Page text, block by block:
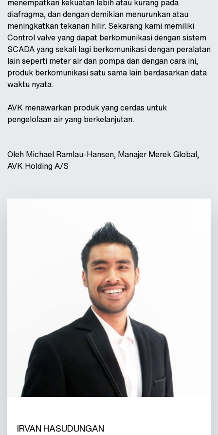
menempatkan kekuatan lebih atau kurang pada
diafragma, dan dengan demikian menurunkan atau
meningkatkan tekanan hilir. Sekarang kami memiliki
Control valve yang dapat berkomunikasi dengan sistem
SCADA yang sekali lagi berkomunikasi dengan peralatan
lain seperti meter air dan pompa dan dengan cara ini,
produk berkomunikasi satu sama lain berdasarkan data
waktu nyata.
AVK menawarkan produk yang cerdas untuk
pengelolaan air yang berkelanjutan.
Oleh Michael Ramlau-Hansen, Manajer Merek Global,
AVK Holding A/S
IRVAN HASUDUNGAN